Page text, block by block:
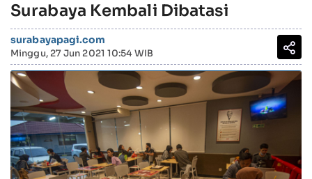
Surabaya Kembali Dibatasi
surabayapagi.com
Minggu, 27 Jun 2021 10:54 WIB